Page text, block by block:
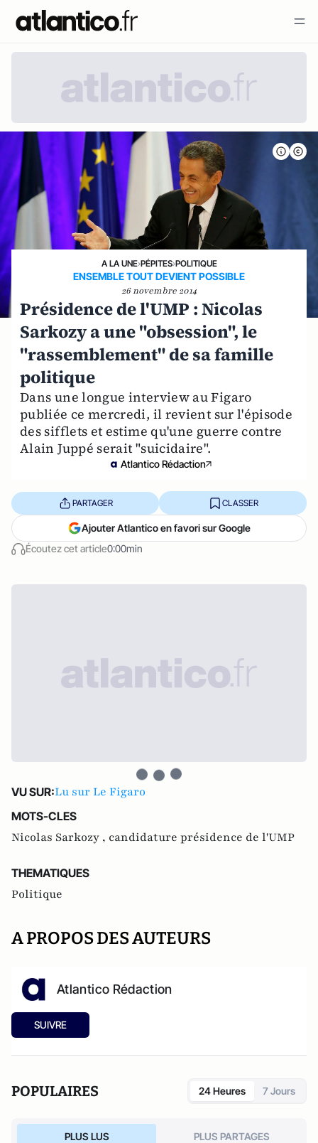
A LA UNE›PÉPITES›POLITIQUE
ENSEMBLE TOUT DEVIENT POSSIBLE
26 novembre 2014
Présidence de l'UMP : Nicolas
Sarkozy a une "obsession", le
"rassemblement" de sa famille
politique
Dans une longue interview au Figaro
publiée ce mercredi, il revient sur l'épisode
des sifflets et estime qu'une guerre contre
Alain Juppé serait "suicidaire".
Atlantico Rédaction
Écoutez cet article0:00min
PARTAGER CLASSER
Ajouter Atlantico en favori sur Google
VU SUR:Lu sur Le Figaro
MOTS-CLES
Nicolas Sarkozy , candidature présidence de l'UMP
THEMATIQUES
Politique
A PROPOS DES AUTEURS
Atlantico Rédaction
SUIVRE
POPULAIRES 24 Heures 7 Jours
PLUS LUS PLUS PARTAGES